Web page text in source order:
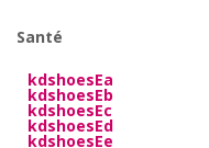
Santé
kdshoesEa
kdshoesEb
kdshoesEc
kdshoesEd
kdshoesEe